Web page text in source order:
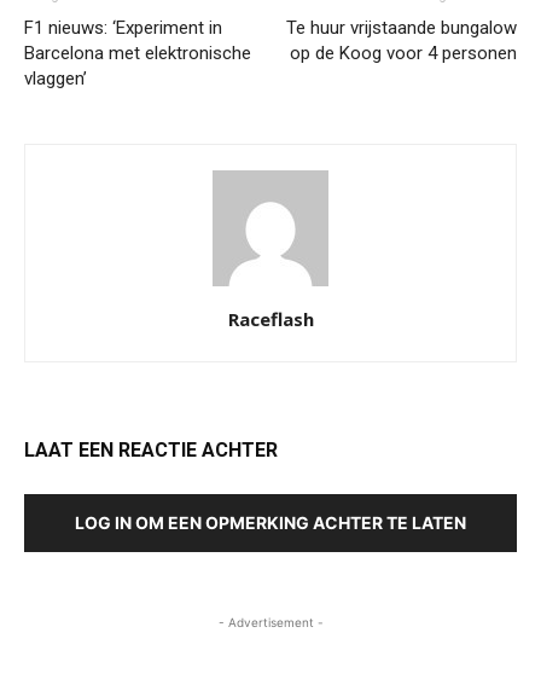
F1 nieuws: ‘Experiment in
Barcelona met elektronische
vlaggen’
Te huur vrijstaande bungalow
op de Koog voor 4 personen
Raceflash
LAAT EEN REACTIE ACHTER
LOG IN OM EEN OPMERKING ACHTER TE LATEN
- Advertisement -